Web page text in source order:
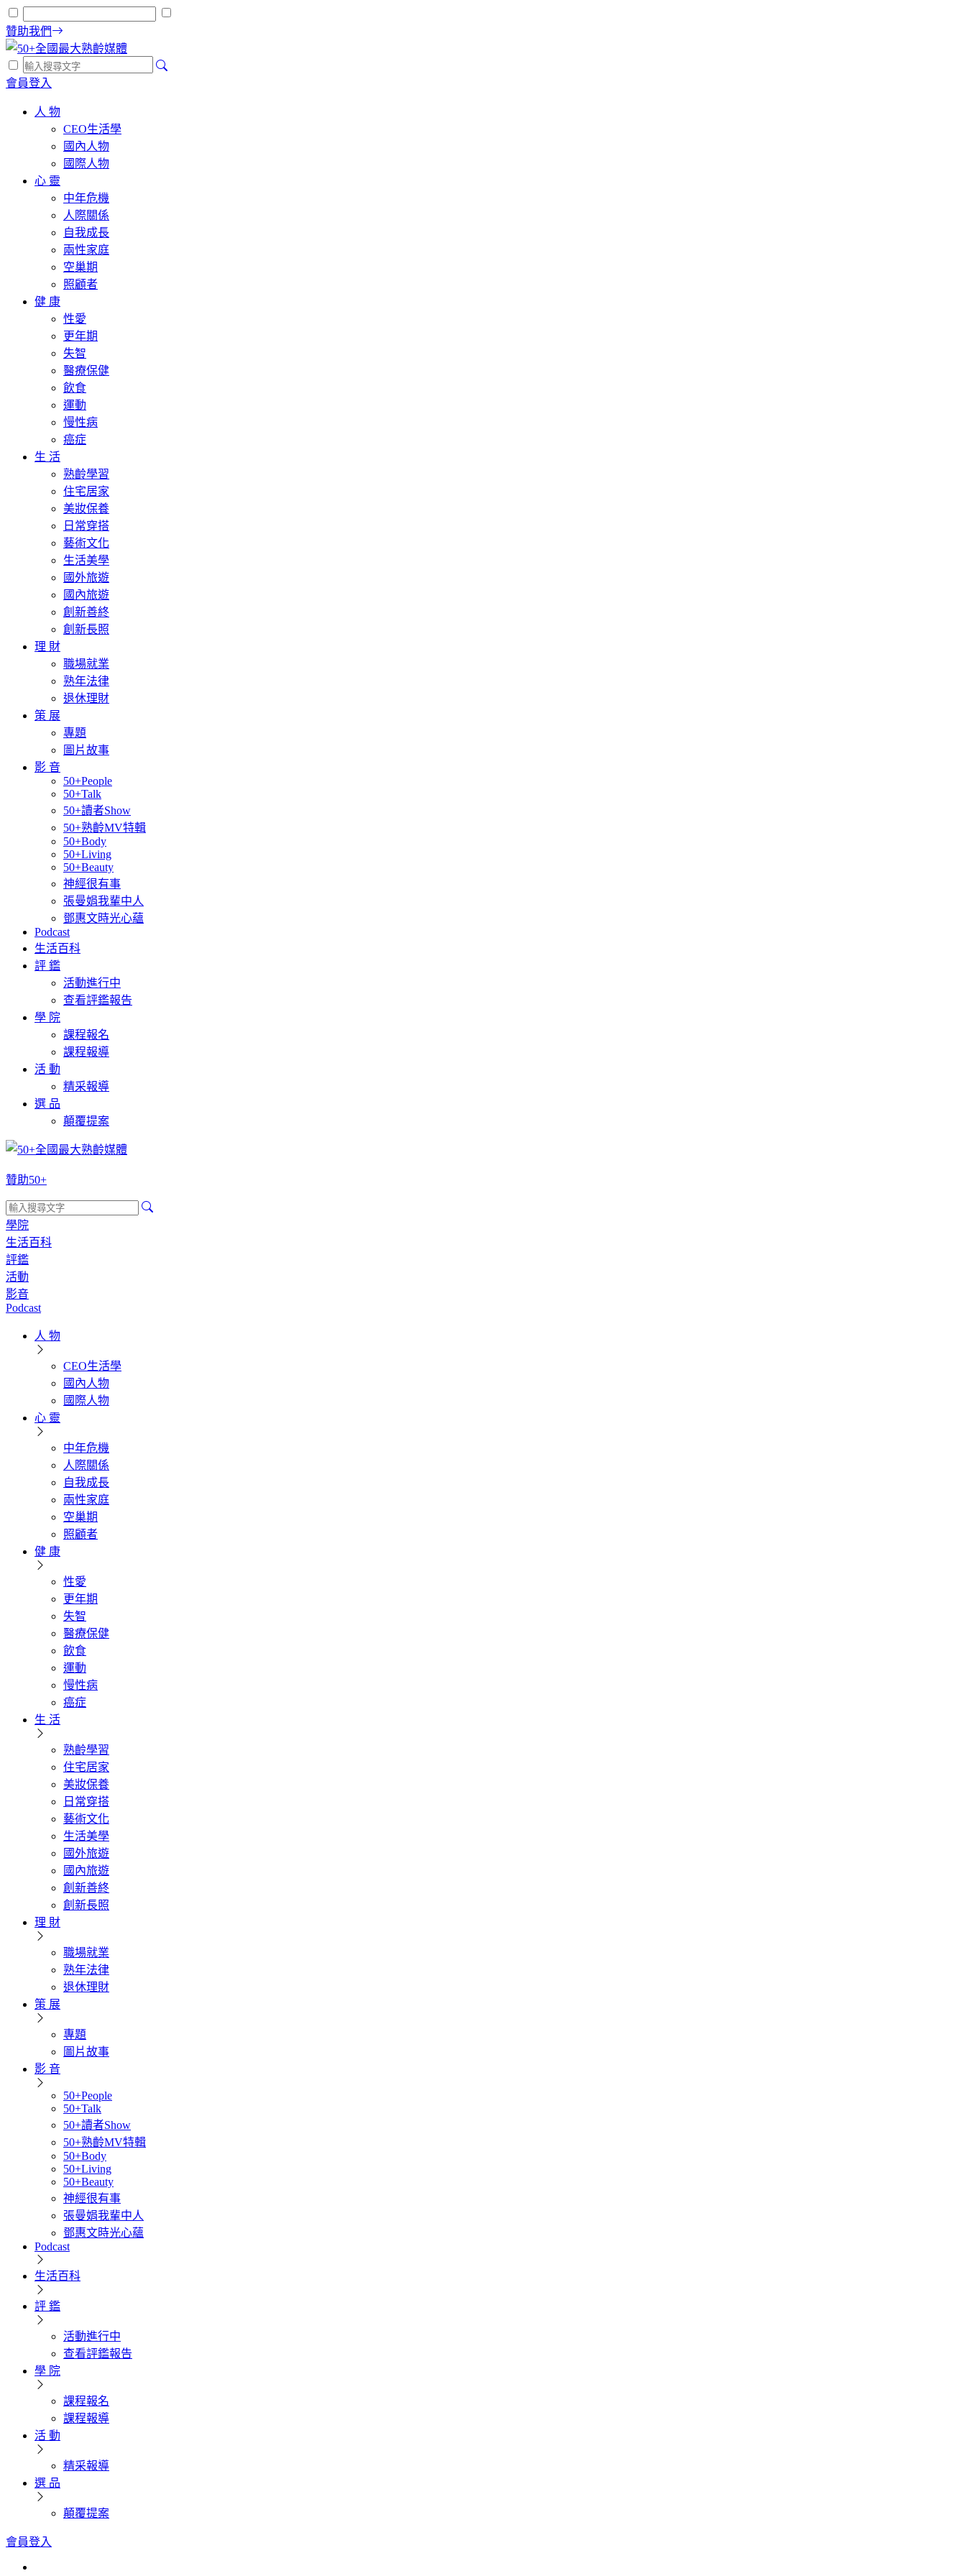
贊助我們
會員登入
人 物
CEO生活學
國內人物
國際人物
心 靈
中年危機
人際關係
自我成長
兩性家庭
空巢期
照顧者
健 康
性愛
更年期
失智
醫療保健
飲食
運動
慢性病
癌症
生 活
熟齡學習
住宅居家
美妝保養
日常穿搭
藝術文化
生活美學
國外旅遊
國內旅遊
創新善終
創新長照
理 財
職場就業
熟年法律
退休理財
策 展
專題
圖片故事
影 音
50+People
50+Talk
50+讀者Show
50+熟齡MV特輯
50+Body
50+Living
50+Beauty
神經很有事
張曼娟我輩中人
鄧惠文時光心蘊
Podcast
生活百科
評 鑑
活動進行中
查看評鑑報告
學 院
課程報名
課程報導
活 動
精采報導
選 品
顛覆提案
贊助50+
學院
生活百科
評鑑
活動
影音
Podcast
人 物
CEO生活學
國內人物
國際人物
心 靈
中年危機
人際關係
自我成長
兩性家庭
空巢期
照顧者
健 康
性愛
更年期
失智
醫療保健
飲食
運動
慢性病
癌症
生 活
熟齡學習
住宅居家
美妝保養
日常穿搭
藝術文化
生活美學
國外旅遊
國內旅遊
創新善終
創新長照
理 財
職場就業
熟年法律
退休理財
策 展
專題
圖片故事
影 音
50+People
50+Talk
50+讀者Show
50+熟齡MV特輯
50+Body
50+Living
50+Beauty
神經很有事
張曼娟我輩中人
鄧惠文時光心蘊
Podcast
生活百科
評 鑑
活動進行中
查看評鑑報告
學 院
課程報名
課程報導
活 動
精采報導
選 品
顛覆提案
會員登入